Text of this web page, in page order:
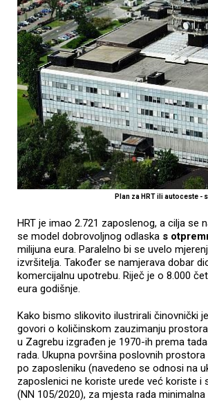
Plan za HRT ili autoceste -
HRT je imao 2.721 zaposlenog, a cilja se
se model dobrovoljnog odlaska s
milijuna eura. Paralelno bi se uvelo
izvršitelja. Također se namjerava dobar
komercijalnu upotrebu. Riječ je o 8.000
eura godišnje.
Kako bismo slikovito ilustrirali činovnički
govori o količinskom zauzimanju
u Zagrebu izgrađen je 1970-ih prema
rada. Ukupna površina poslovnih
po zaposleniku (navedeno se odnosi na
zaposlenici ne koriste urede već koriste i
(NN 105/2020), za mjesta rada